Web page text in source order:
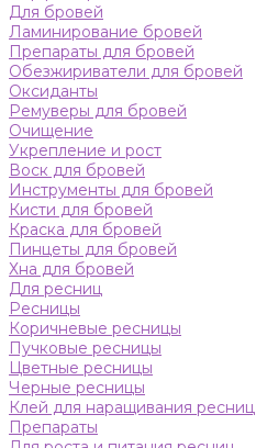
Для бровей
Ламинирование бровей
Препараты для бровей
Обезжириватели для бровей
Оксиданты
Ремуверы для бровей
Очищение
Укрепление и рост
Воск для бровей
Инструменты для бровей
Кисти для бровей
Краска для бровей
Пинцеты для бровей
Хна для бровей
Для ресниц
Ресницы
Коричневые ресницы
Пучковые ресницы
Цветные ресницы
Черные ресницы
Клей для наращивания ресниц
Препараты